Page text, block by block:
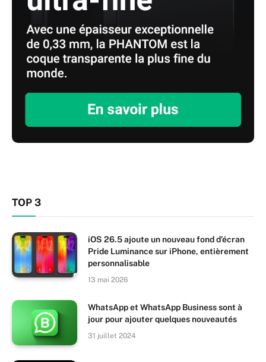
TOP 3
iOS 26.5 ajoute un nouveau fond d’écran
Pride Luminance sur iPhone, entièrement
personnalisable
13 mai 2026
WhatsApp et WhatsApp Business sont à
jour pour ajouter quelques nouveautés
31 juillet 2024